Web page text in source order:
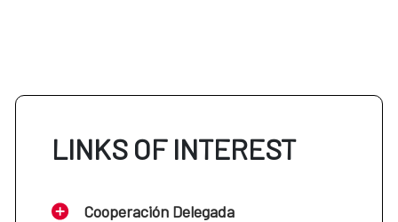
LINKS OF INTEREST
Cooperación Delegada